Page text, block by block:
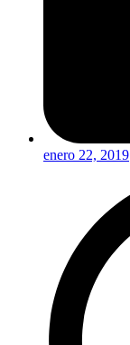
enero 22, 2019